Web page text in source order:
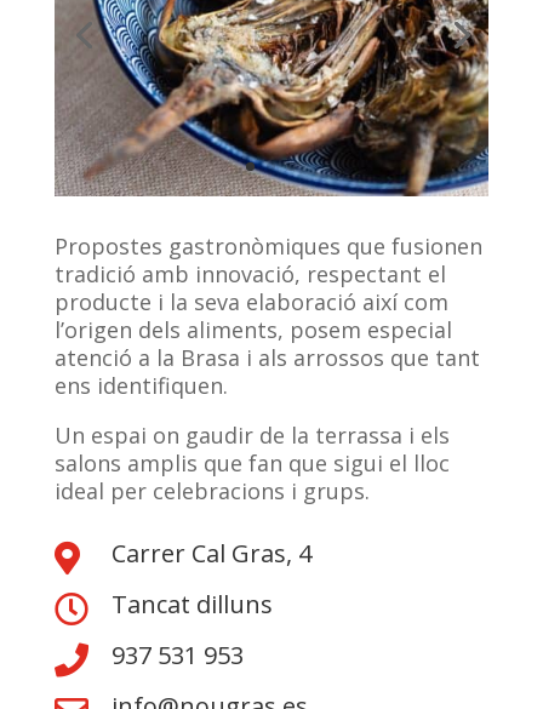
Propostes gastronòmiques que fusionen
tradició amb innovació, respectant el
producte i la seva elaboració així com
l’origen dels aliments, posem especial
atenció a la Brasa i als arrossos que tant
ens identifiquen.
Un espai on gaudir de la terrassa i els
salons amplis que fan que sigui el lloc
ideal per celebracions i grups.
 Carrer Cal Gras, 4
 Tancat dilluns
 937 531 953